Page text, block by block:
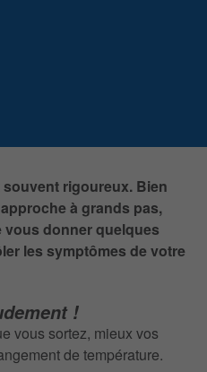
rigoureux. Bien
à grands pas,
vous donner quelques
les symptômes de votre
!
vous sortez, mieux vos
de température.